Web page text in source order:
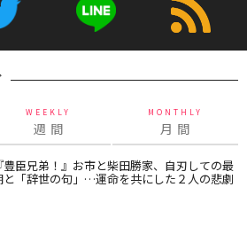
WEEKLY
週 間
MONTHLY
月 間
『豊臣兄弟！』お市と柴田勝家、自刃しての最
と「辞世の句」…運命を共にした２人の悲劇